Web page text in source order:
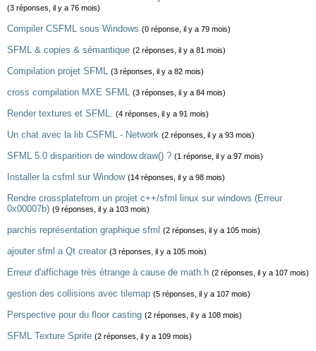
(3 réponses, il y a 76 mois)
Compiler CSFML sous Windows (0 réponse, il y a 79 mois)
SFML & copies & sémantique (2 réponses, il y a 81 mois)
Compilation projet SFML (3 réponses, il y a 82 mois)
cross compilation MXE SFML (3 réponses, il y a 84 mois)
Render textures et SFML. (4 réponses, il y a 91 mois)
Un chat avec la lib CSFML - Network (2 réponses, il y a 93 mois)
SFML 5.0 disparition de window.draw() ? (1 réponse, il y a 97 mois)
Installer la csfml sur Window (14 réponses, il y a 98 mois)
Rendre crossplatefrom un projet c++/sfml linux sur windows (Erreur
0x00007b) (9 réponses, il y a 103 mois)
parchis représentation graphique sfml (2 réponses, il y a 105 mois)
ajouter sfml a Qt creator (3 réponses, il y a 105 mois)
Erreur d'affichage très étrange à cause de math.h (2 réponses, il y a 107 mois)
gestion des collisions avec tilemap (5 réponses, il y a 107 mois)
Perspective pour du floor casting (2 réponses, il y a 108 mois)
SFML Texture Sprite (2 réponses, il y a 109 mois)